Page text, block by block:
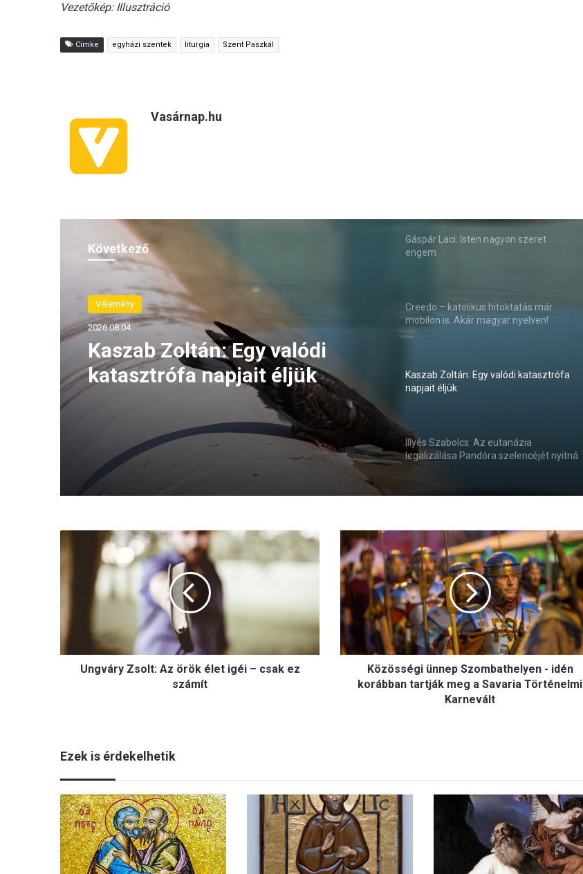
Vezetőkép: Illusztráció
Címke egyházi szentek liturgia Szent Paszkál
Vasárnap.hu
Következő
Vélemény
2026.08.04.
Kaszab Zoltán: Egy valódi
katasztrófa napjait éljük
Gáspár Laci: Isten nagyon szeret
engem
Creedo – katolikus hitoktatás már
mobilon is. Akár magyar nyelven!
Kaszab Zoltán: Egy valódi katasztrófa
napjait éljük
Illyés Szabolcs: Az eutanázia
legalizálása Pandóra szelencéjét nyitná
n
r
Z
s
ö
k
é
l
e
t
i
Ungváry Zsolt: Az örök élet igéi – csak ez
számít
ö
z
ö
s
s
é
i
b
a
t
e
l
Közösségi ünnep Szombathelyen - idén
korábban tartják meg a Savaria Történelmi
Karnevált
Ezek is érdekelhetik